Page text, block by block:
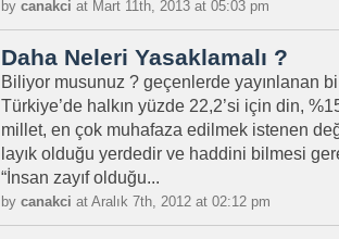
by canakci at Mart 11th, 2013 at 05:03 pm
Daha Neleri Yasaklamalı ?
Biliyor musunuz ? geçenlerde yayınlanan
Türkiye’de halkın yüzde 22,2’si için din,
millet, en çok muhafaza edilmek istenen
layık olduğu yerdedir ve haddini bilmesi
“İnsan zayıf olduğu...
by canakci at Aralık 7th, 2012 at 02:12 pm